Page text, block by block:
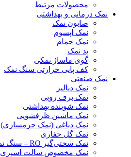
محصولات مرتبط
نمک درمانی و بهداشتی
صابون نمک
نمک اپسوم
نمک حمام
پد نمک
گوی ماساژ نمکی
کف پایی حرارتی سنگ نمک
نمک صنعتی
نمک دیالیز
نمک برف روبی
نمک شوینده بهداشتی
نمک ماشین ظرفشویی
نمک دباغی (نمک چرمسازی)
نمک گل حفاری
نمک سختی‌گیر RO – سنگ نمک احیای رزین
نمک مخصوص سالت اسپری